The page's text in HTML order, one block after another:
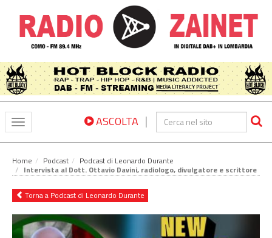
Toggle
navigation
ASCOLTA |
Home Podcast Podcast di Leonardo Durante
Intervista al Dott. Ottavio Davini, radiologo, divulgatore e scrittore
Torna a Podcast di Leonardo Durante